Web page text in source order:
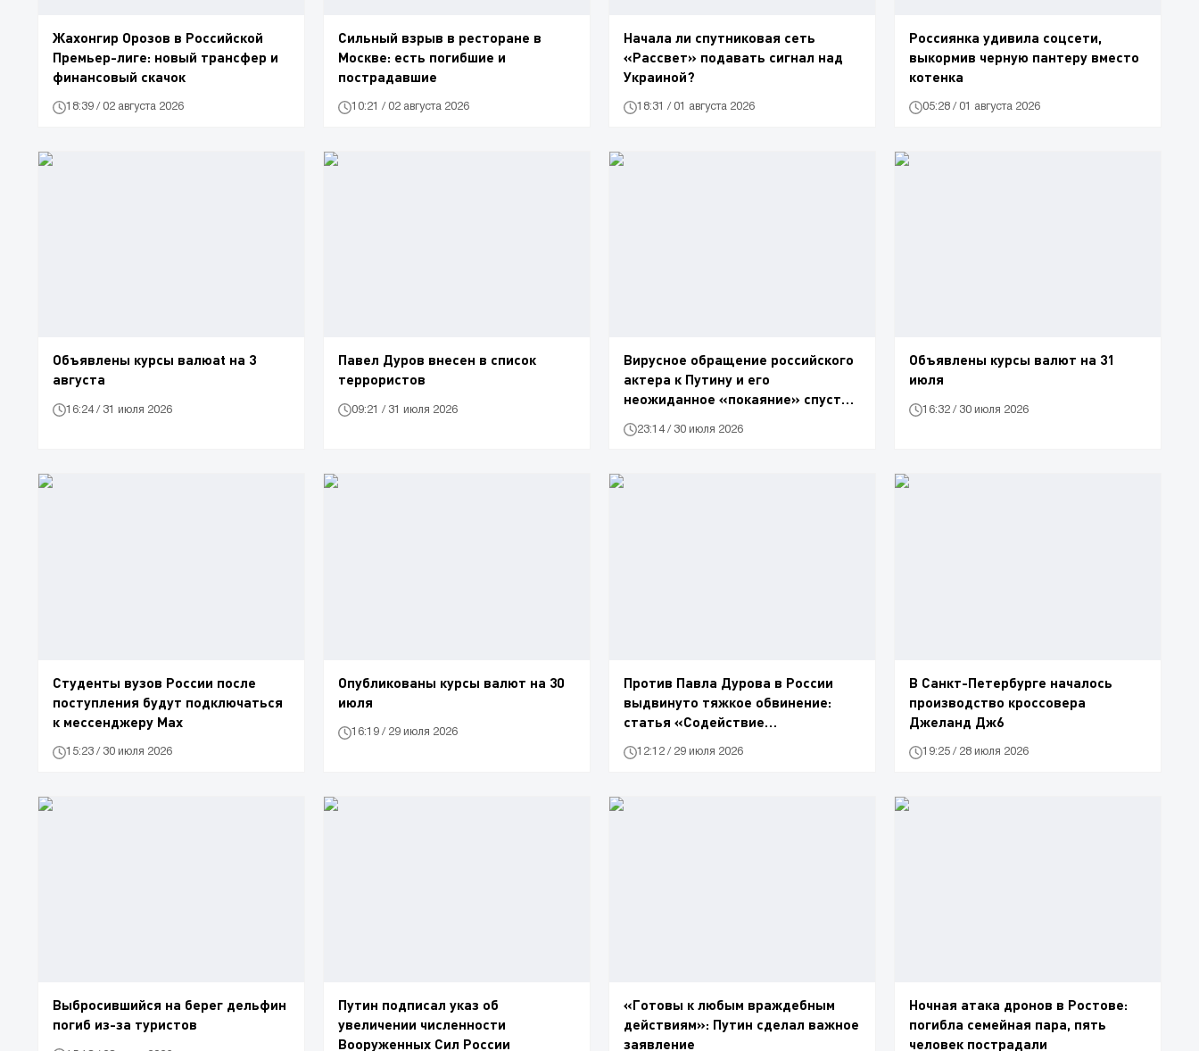
Жахонгир Орозов в Российской
Премьер-лиге: новый трансфер и
финансовый скачок
18:39 / 02 августа 2026
Сильный взрыв в ресторане в
Москве: есть погибшие и
пострадавшие
10:21 / 02 августа 2026
Начала ли спутниковая сеть
«Рассвет» подавать сигнал над
Украиной?
18:31 / 01 августа 2026
Россиянка удивила соцсети,
выкормив черную пантеру вместо
котенка
05:28 / 01 августа 2026
Объявлены курсы валюat на 3
августа
16:24 / 31 июля 2026
Павел Дуров внесен в список
террористов
09:21 / 31 июля 2026
Вирусное обращение российского
актера к Путину и его
неожиданное «покаяние» спустя 2
23:14 / 30 июля 2026
Объявлены курсы валют на 31
июля
16:32 / 30 июля 2026
Студенты вузов России после
поступления будут подключаться
к мессенджеру Max
15:23 / 30 июля 2026
Опубликованы курсы валют на 30
июля
16:19 / 29 июля 2026
Против Павла Дурова в России
выдвинуто тяжкое обвинение:
статья «Содействие
12:12 / 29 июля 2026
В Санкт-Петербурге началось
производство кроссовера
Джеланд Дж6
19:25 / 28 июля 2026
Выбросившийся на берег дельфин
погиб из-за туристов
Путин подписал указ об
увеличении численности
Вооруженных Сил России
«Готовы к любым враждебным
действиям»: Путин сделал важное
заявление
Ночная атака дронов в Ростове:
погибла семейная пара, пять
человек пострадали